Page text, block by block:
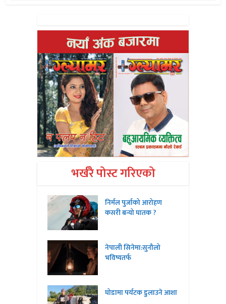
भर्खरै पोस्ट गरिएको
निर्मल पुर्जाको आरोहण
कसरी बन्यो घातक ?
नेपाली सिनेमा:सुनौलो
भविष्यतर्फ
घोडामा पर्यटक डुलाउने आशा